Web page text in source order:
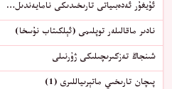
ئۇيغۇر ئەدەبىياتى تارىخىدىكى نامايەندىل…
نادىر ماقالىلەر توپلىمى (ئېلكىتاب نۇسخا)
شىنجاڭ تەزكىرىچىلىكى ژۇرنىلى
پىچان تارىخىي ماتېرىياللىرى (1)